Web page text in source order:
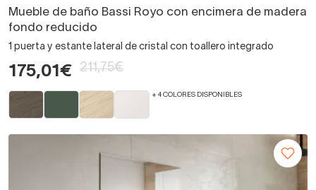
Mueble de baño Bassi Royo con encimera de madera
fondo reducido
1 puerta y estante lateral de cristal con toallero integrado
175,01€ 211,75€
+ 4 COLORES DISPONIBLES